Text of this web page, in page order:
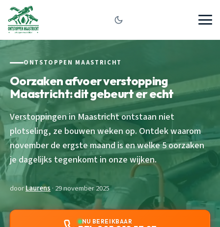
ONTSTOPPEN MAASTRICHT
Oorzaken afvoer verstopping
Maastricht: dit gebeurt er echt
Verstoppingen in Maastricht ontstaan niet
plotseling, ze bouwen weken op. Ontdek waarom
november de ergste maand is en welke 5 oorzaken
je dagelijks tegenkomt in onze wijken.
doorLaurens· 29 november 2025
NU BEREIKBAAR